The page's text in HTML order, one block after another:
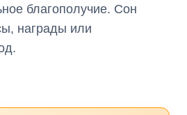
благополучие. Сон
награды или